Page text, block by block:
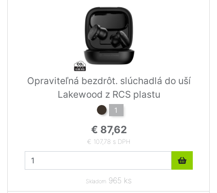
Opraviteľná bezdrôt. slúchadlá do uší
Lakewood z RCS plastu
1
€ 87,62
€ 107,78 s DPH
Skladom 965 ks